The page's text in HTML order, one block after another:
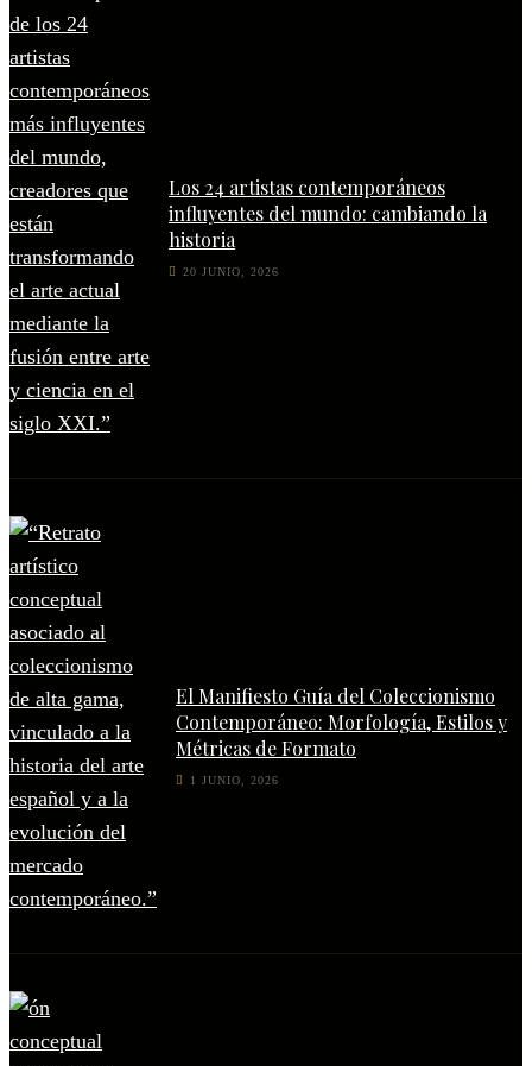
Los 24 artistas contemporáneos
influyentes del mundo: cambiando la
historia
20 JUNIO, 2026
El Manifiesto Guía del Coleccionismo
Contemporáneo: Morfología, Estilos y
Métricas de Formato
1 JUNIO, 2026